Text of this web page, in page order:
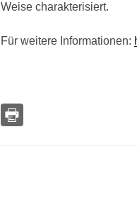
Weise charakterisiert.
Für weitere Informationen: